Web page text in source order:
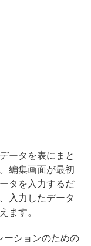
ータを表にまと
編集画面が最初
タを入力するだ
入力したデータ
ます。
ションのための